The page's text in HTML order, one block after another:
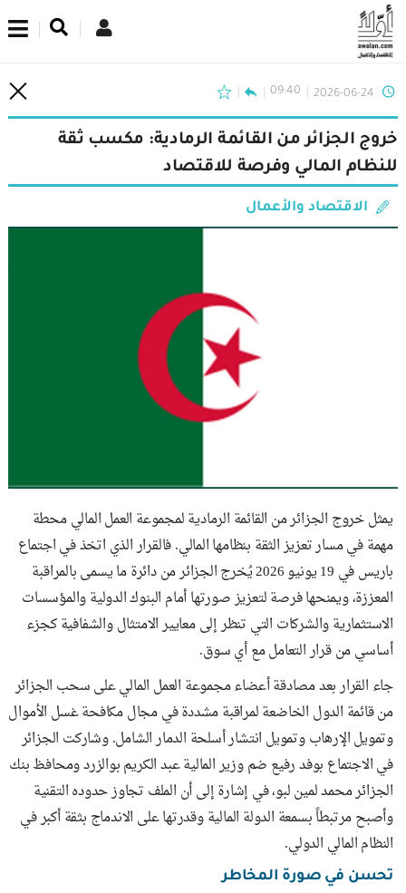
2026-06-24
09:40
خروج الجزائر من القائمة الرمادية: مكسب ثقة
للنظام المالي وفرصة للاقتصاد
الاقتصاد والأعمال
يمثل خروج الجزائر من القائمة الرمادية لمجموعة العمل المالي محطة
مهمة في مسار تعزيز الثقة بنظامها المالي. فالقرار الذي اتخذ في اجتماع
باريس في 19 يونيو 2026 يُخرج الجزائر من دائرة ما يسمى بالمراقبة
المعززة، ويمنحها فرصة لتعزيز صورتها أمام البنوك الدولية والمؤسسات
الاستثمارية والشركات التي تنظر إلى معايير الامتثال والشفافية كجزء
أساسي من قرار التعامل مع أي سوق.
جاء القرار بعد مصادقة أعضاء مجموعة العمل المالي على سحب الجزائر
من قائمة الدول الخاضعة لمراقبة مشددة في مجال مكافحة غسل الأموال
وتمويل الإرهاب وتمويل انتشار أسلحة الدمار الشامل. وشاركت الجزائر
في الاجتماع بوفد رفيع ضم وزير المالية عبد الكريم بوالزرد ومحافظ بنك
الجزائر محمد لمين لبو، في إشارة إلى أن الملف تجاوز حدوده التقنية
وأصبح مرتبطاً بسمعة الدولة المالية وقدرتها على الاندماج بثقة أكبر في
النظام المالي الدولي.
تحسن في صورة المخاطر
اشترك في نشرتنا الإخبارية